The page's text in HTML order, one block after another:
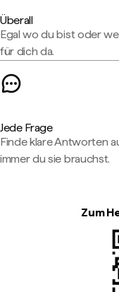
Überall
Egal wo du bist oder
für dich da.
Jede Frage
Finde klare Antworten
immer du sie brauchst.
Zum